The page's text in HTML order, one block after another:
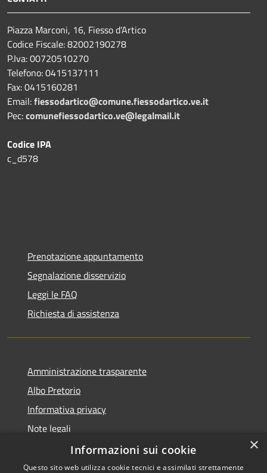
Piazza Marconi, 16, Fiesso d'Artico
Codice Fiscale: 82002190278
P.Iva: 00720510270
Telefono:0415137111
Fax:0415160281
Email:fiessodartico@comune.fiessodartico.ve.it
Pec:comunefiessodartico.ve@legalmail.it
Codice IPA
c_d578
Prenotazione appuntamento
Segnalazione disservizio
Leggi le FAQ
Richiesta di assistenza
Amministrazione trasparente
Albo Pretorio
Informativa privacy
Note legali
Dichiarazione di accessibilità
×
Informazioni sui cookie
Questo sito web utilizza cookie tecnici e assimilati strettamente